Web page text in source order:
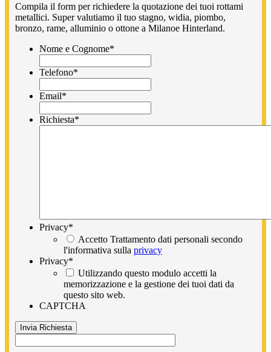
Compila il form per richiedere la quotazione dei tuoi rottami
metallici. Super valutiamo il tuo stagno, widia, piombo,
bronzo, rame, alluminio o ottone a Milanoe Hinterland.
Nome e Cognome*
Telefono*
Email*
Richiesta*
Privacy*
Accetto Trattamento dati personali secondo
l'informativa sulla privacy
Privacy*
Utilizzando questo modulo accetti la
memorizzazione e la gestione dei tuoi dati da
questo sito web.
CAPTCHA